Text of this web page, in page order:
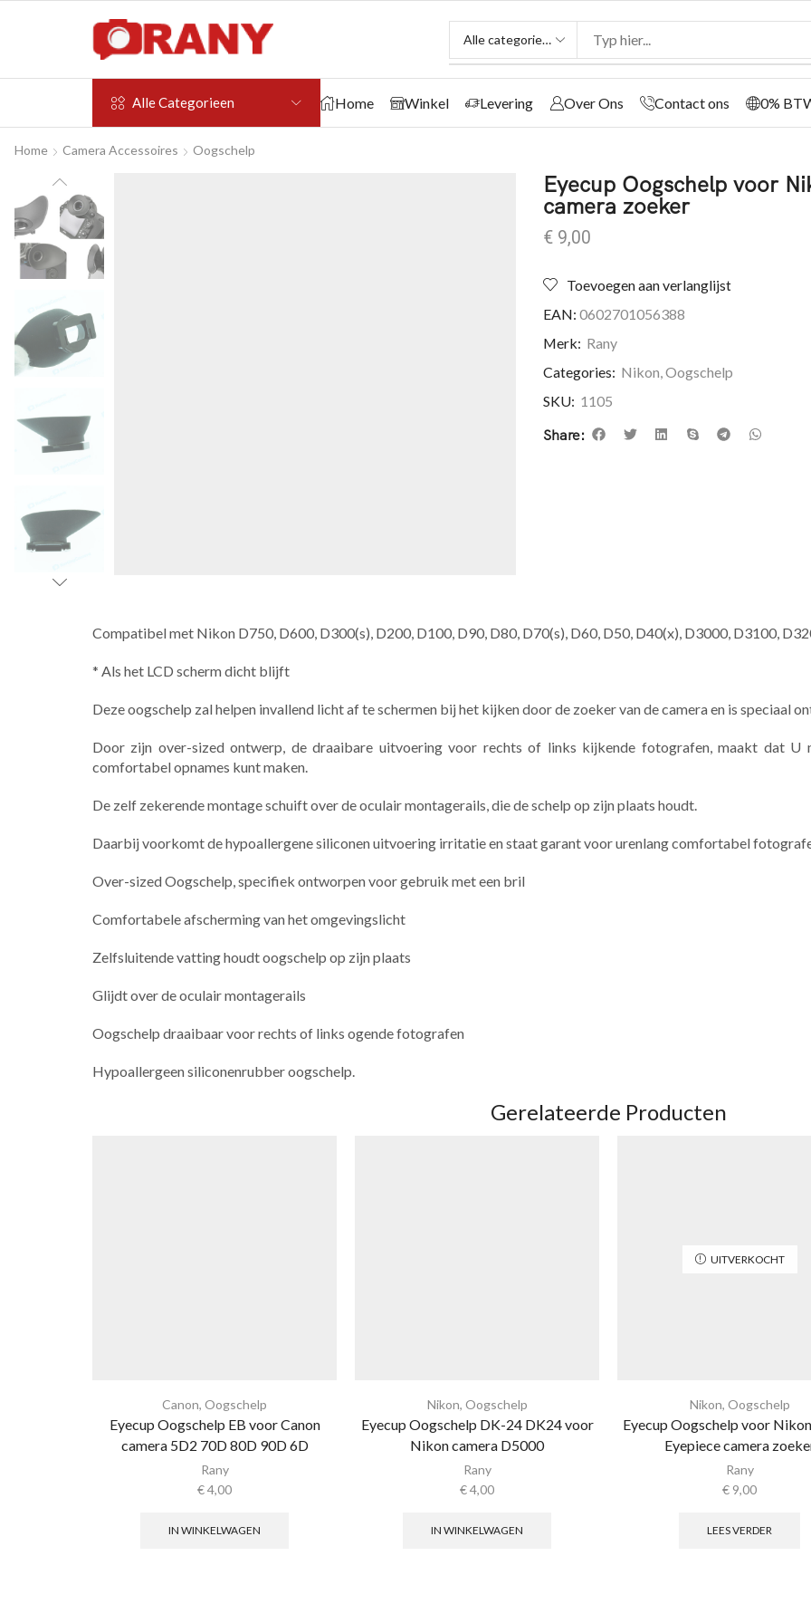
Alle Categorieen Home Winkel Levering Over Ons Contact ons 0%
Home Camera Accessoires Oogschelp
Eyecup Oogschelp voor
camera zoeker
€ 9,00
Toevoegen aan verlanglijst
EAN: 0602701056388
Merk: Rany
Categories: Nikon,Oogschelp
SKU: 1105
Share:
Compatibel met Nikon D750, D600, D300(s), D200, D100, D90, D80, D70(s), D60, D50, D40(x), D3000, D3100,
* Als het LCD scherm dicht blijft
Deze oogschelp zal helpen invallend licht af te schermen bij het kijken door de zoeker van de camera en is speciaal
Door zijn over-sized ontwerp, de draaibare uitvoering voor rechts of links kijkende fotografen, maakt dat
comfortabel opnames kunt maken.
De zelf zekerende montage schuift over de oculair montagerails, die de schelp op zijn plaats houdt.
Daarbij voorkomt de hypoallergene siliconen uitvoering irritatie en staat garant voor urenlang comfortabel
Over-sized Oogschelp, specifiek ontworpen voor gebruik met een bril
Comfortabele afscherming van het omgevingslicht
Zelfsluitende vatting houdt oogschelp op zijn plaats
Glijdt over de oculair montagerails
Oogschelp draaibaar voor rechts of links ogende fotografen
Hypoallergeen siliconenrubber oogschelp.
Gerelateerde Producten
Canon, Oogschelp
Eyecup Oogschelp EB voor Canon
camera 5D2 70D 80D 90D 6D
Rany
€4,00
IN WINKELWAGEN
Nikon, Oogschelp
Eyecup Oogschelp DK-24 DK24 voor
Nikon camera D5000
Rany
€4,00
IN WINKELWAGEN
UITVERKOCHT
Nikon, Oogschelp
Eyecup Oogschelp voor
Eyepiece camera
Rany
€ 9,00
LEES VERDER